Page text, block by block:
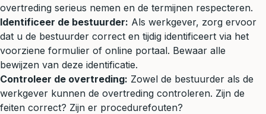
overtreding serieus nemen en de termijnen respecteren.
Identificeer de bestuurder: Als werkgever, zorg ervoor
dat u de bestuurder correct en tijdig identificeert via het
voorziene formulier of online portaal. Bewaar alle
bewijzen van deze identificatie.
Controleer de overtreding: Zowel de bestuurder als de
werkgever kunnen de overtreding controleren. Zijn de
feiten correct? Zijn er procedurefouten?